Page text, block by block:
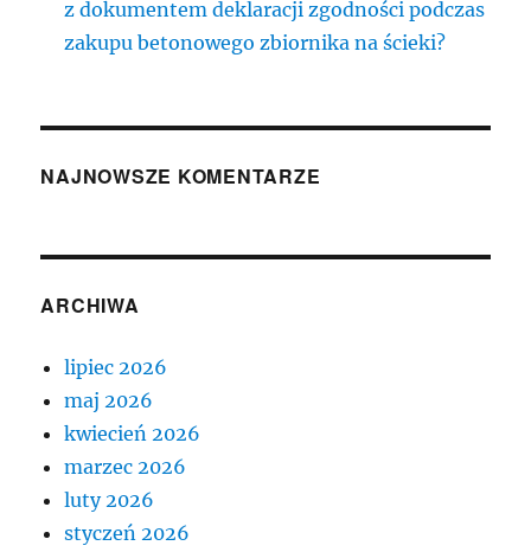
z dokumentem deklaracji zgodności podczas
zakupu betonowego zbiornika na ścieki?
NAJNOWSZE KOMENTARZE
ARCHIWA
lipiec 2026
maj 2026
kwiecień 2026
marzec 2026
luty 2026
styczeń 2026